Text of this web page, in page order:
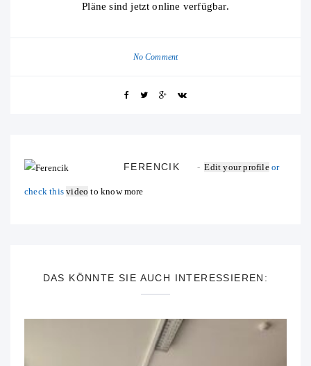
Pläne sind jetzt online verfügbar.
No Comment
FERENCIK Edit your profileor
check thisvideo to know more
DAS KÖNNTE SIE AUCH INTERESSIEREN: